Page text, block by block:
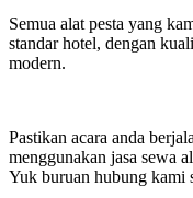
Semua alat pesta yang
standar hotel, dengan
modern.
Pastikan acara anda
menggunakan jasa sewa
Yuk buruan hubung kami